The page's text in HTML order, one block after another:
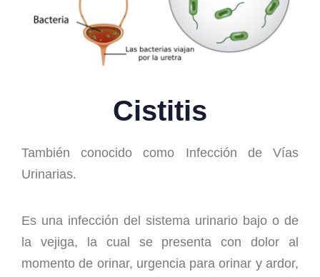
Cistitis
También conocido como Infección de Vías
Urinarias.
Es una infección del sistema urinario bajo o de
la vejiga, la cual se presenta con dolor al
momento de orinar, urgencia para orinar y ardor,